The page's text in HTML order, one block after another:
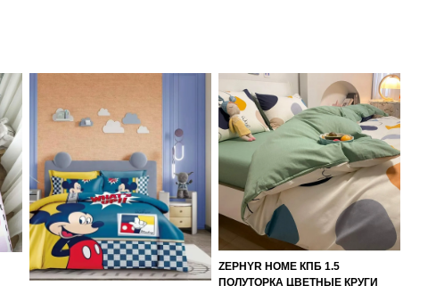
ZEPHYR HOME КПБ 1.5
ПОЛУТОРКА ЦВЕТНЫЕ КРУГИ